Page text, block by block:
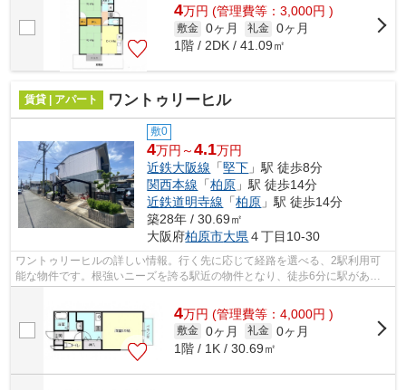
4万円 (管理費等：3,000円 )
敷金 0ヶ月 礼金 0ヶ月
1階 / 2DK / 41.09㎡
賃貸 | アパート ワントゥリーヒル
敷0
4万円～4.1万円
近鉄大阪線 「堅下 」駅 徒歩8分
関西本線 「柏原 」駅 徒歩14分
近鉄道明寺線 「柏原 」駅 徒歩14分
築28年 / 30.69㎡
大阪府柏原市大県４丁目10-30
ワントゥリーヒルの詳しい情報。行く先に応じて経路を選べる、2駅利用可
能な物件です。根強いニーズを誇る駅近の物件となり、徒歩6分に駅があり
4万円 (管理費等：4,000円 )
敷金 0ヶ月 礼金 0ヶ月
1階 / 1K / 30.69㎡